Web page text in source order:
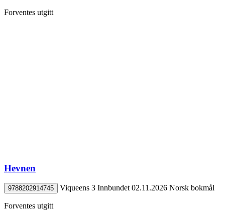
Forventes utgitt
Hevnen
9788202914745 Viqueens 3 Innbundet 02.11.2026 Norsk bokmål
Forventes utgitt